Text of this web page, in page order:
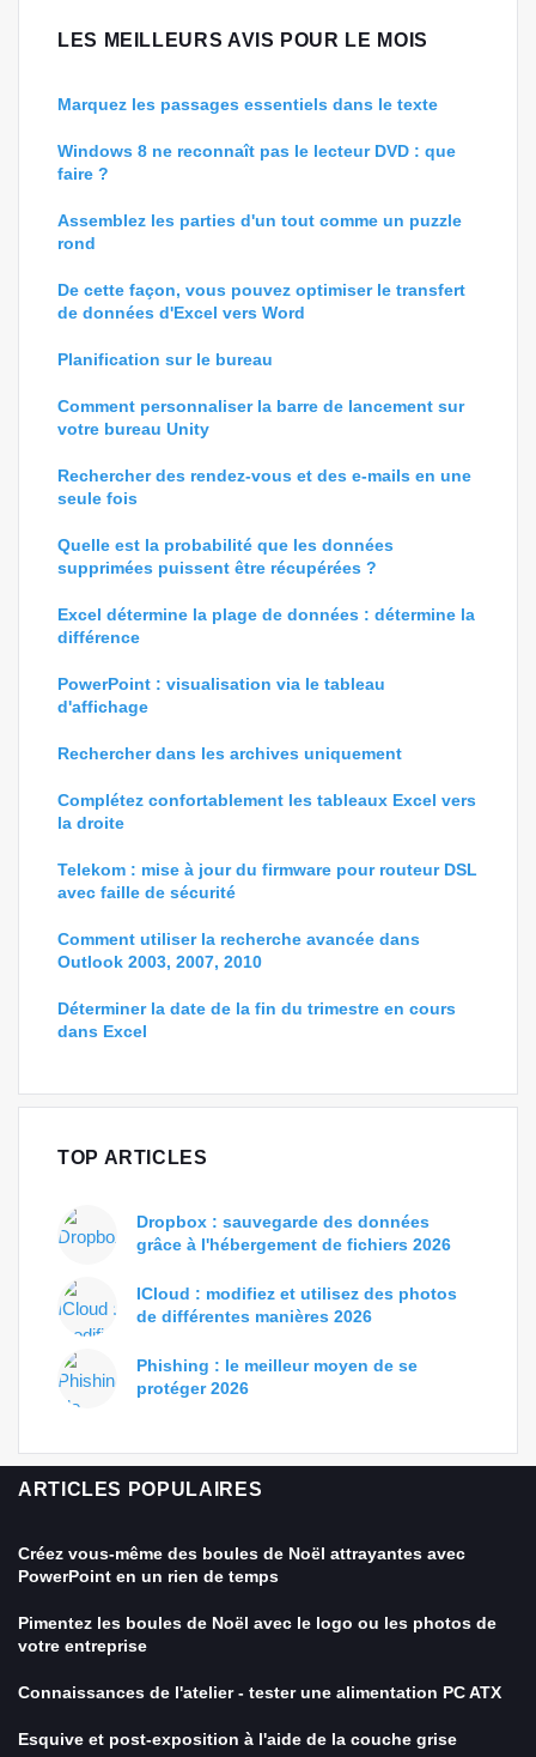
LES MEILLEURS AVIS POUR LE MOIS
Marquez les passages essentiels dans le texte
Windows 8 ne reconnaît pas le lecteur DVD : que
faire ?
Assemblez les parties d'un tout comme un puzzle
rond
De cette façon, vous pouvez optimiser le transfert
de données d'Excel vers Word
Planification sur le bureau
Comment personnaliser la barre de lancement sur
votre bureau Unity
Rechercher des rendez-vous et des e-mails en une
seule fois
Quelle est la probabilité que les données
supprimées puissent être récupérées ?
Excel détermine la plage de données : détermine la
différence
PowerPoint : visualisation via le tableau
d'affichage
Rechercher dans les archives uniquement
Complétez confortablement les tableaux Excel vers
la droite
Telekom : mise à jour du firmware pour routeur DSL
avec faille de sécurité
Comment utiliser la recherche avancée dans
Outlook 2003, 2007, 2010
Déterminer la date de la fin du trimestre en cours
dans Excel
TOP ARTICLES
Dropbox : sauvegarde des données
grâce à l'hébergement de fichiers 2026
ICloud : modifiez et utilisez des photos
de différentes manières 2026
Phishing : le meilleur moyen de se
protéger 2026
ARTICLES POPULAIRES
Créez vous-même des boules de Noël attrayantes avec
PowerPoint en un rien de temps
Pimentez les boules de Noël avec le logo ou les photos de
votre entreprise
Connaissances de l'atelier - tester une alimentation PC ATX
Esquive et post-exposition à l'aide de la couche grise